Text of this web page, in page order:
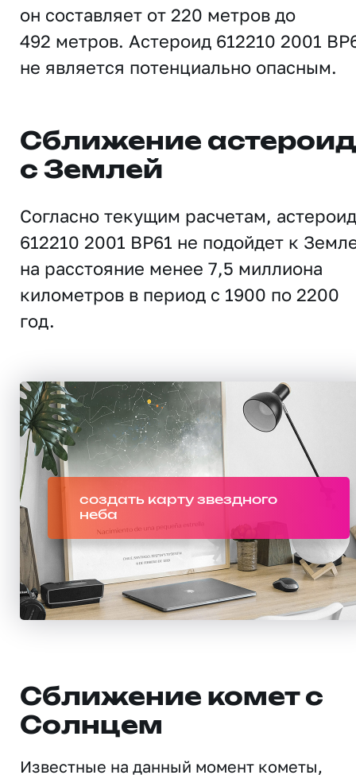
он составляет от 220 метров до
492 метров. Астероид 612210 2001
не является потенциально опасным.
Сближение
с Землей
Согласно текущим расчетам, астероид
612210 2001 BP61 не подойдет к
на расстояние менее 7,5 миллиона
километров в период с 1900 по 2200
год.
создать карту звездного
неба
Сближение комет с
Солнцем
Известные на данный момент кометы,